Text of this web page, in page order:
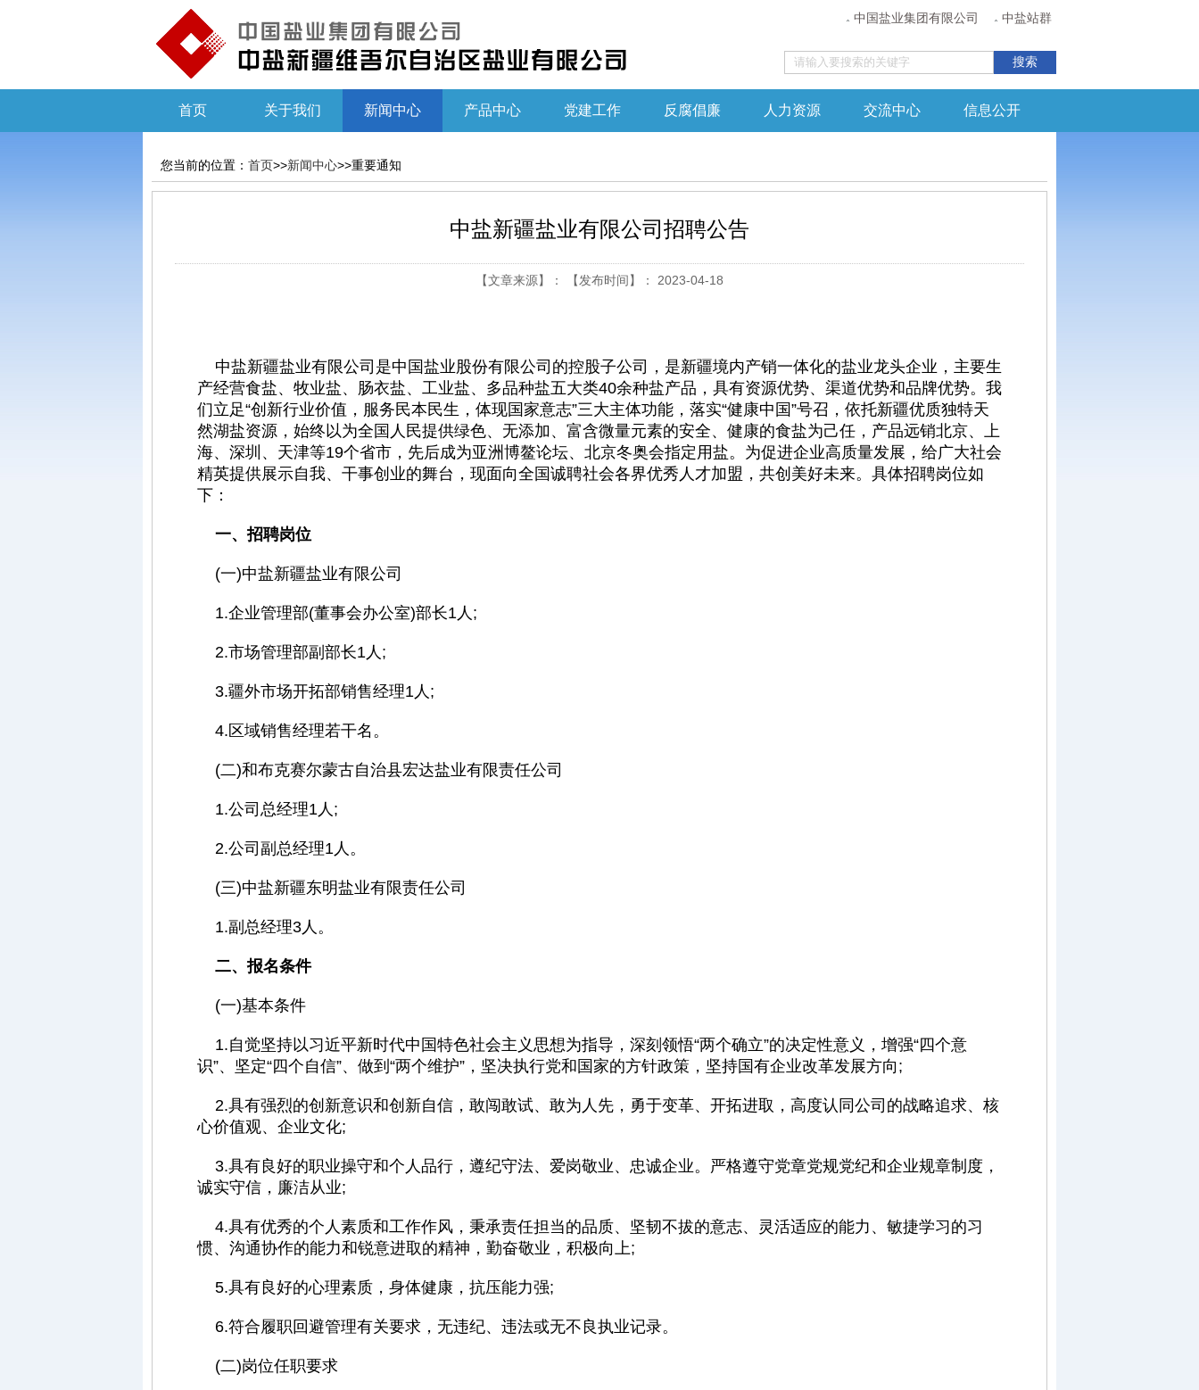
中国盐业集团有限公司 中盐站群
首页 关于我们 新闻中心 产品中心 党建工作 反腐倡廉 人力资源 交流中心 信息公开
您当前的位置： 首页>>新闻中心>>重要通知
中盐新疆盐业有限公司招聘公告
【文章来源】： 【发布时间】： 2023-04-18
中盐新疆盐业有限公司是中国盐业股份有限公司的控股子公司，是新疆境内产销一体化的盐业龙头企业，主要生
产经营食盐、牧业盐、肠衣盐、工业盐、多品种盐五大类40余种盐产品，具有资源优势、渠道优势和品牌优势。我
们立足“创新行业价值，服务民本民生，体现国家意志”三大主体功能，落实“健康中国”号召，依托新疆优质独特天
然湖盐资源，始终以为全国人民提供绿色、无添加、富含微量元素的安全、健康的食盐为己任，产品远销北京、上
海、深圳、天津等19个省市，先后成为亚洲博鳌论坛、北京冬奥会指定用盐。为促进企业高质量发展，给广大社会
精英提供展示自我、干事创业的舞台，现面向全国诚聘社会各界优秀人才加盟，共创美好未来。具体招聘岗位如
下：
一、招聘岗位
(一)中盐新疆盐业有限公司
1.企业管理部(董事会办公室)部长1人;
2.市场管理部副部长1人;
3.疆外市场开拓部销售经理1人;
4.区域销售经理若干名。
(二)和布克赛尔蒙古自治县宏达盐业有限责任公司
1.公司总经理1人;
2.公司副总经理1人。
(三)中盐新疆东明盐业有限责任公司
1.副总经理3人。
二、报名条件
(一)基本条件
1.自觉坚持以习近平新时代中国特色社会主义思想为指导，深刻领悟“两个确立”的决定性意义，增强“四个意
识”、坚定“四个自信”、做到“两个维护”，坚决执行党和国家的方针政策，坚持国有企业改革发展方向;
2.具有强烈的创新意识和创新自信，敢闯敢试、敢为人先，勇于变革、开拓进取，高度认同公司的战略追求、核
心价值观、企业文化;
3.具有良好的职业操守和个人品行，遵纪守法、爱岗敬业、忠诚企业。严格遵守党章党规党纪和企业规章制度，
诚实守信，廉洁从业;
4.具有优秀的个人素质和工作作风，秉承责任担当的品质、坚韧不拔的意志、灵活适应的能力、敏捷学习的习
惯、沟通协作的能力和锐意进取的精神，勤奋敬业，积极向上;
5.具有良好的心理素质，身体健康，抗压能力强;
6.符合履职回避管理有关要求，无违纪、违法或无不良执业记录。
(二)岗位任职要求